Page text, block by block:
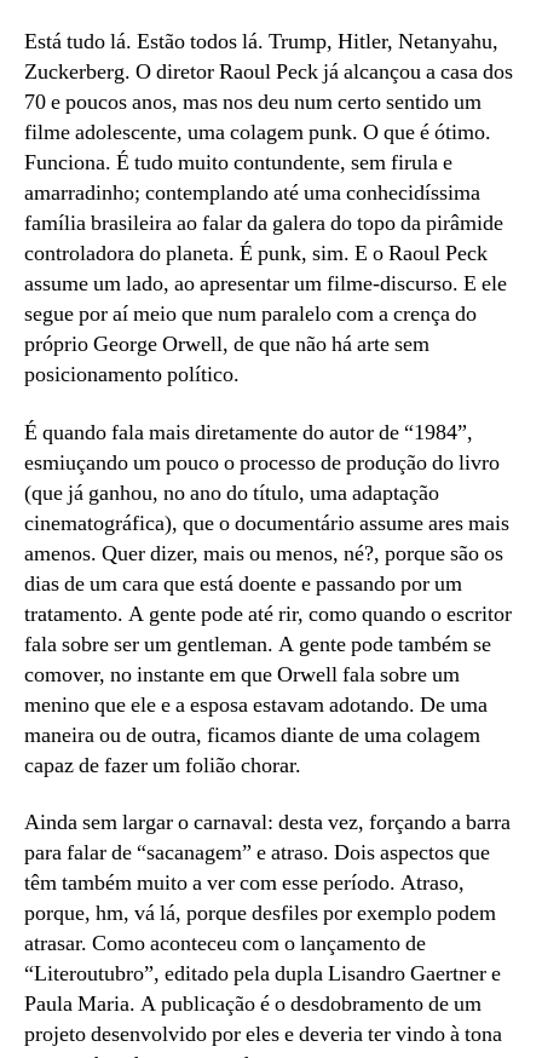
Está tudo lá. Estão todos lá. Trump, Hitler, Netanyahu,
Zuckerberg. O diretor Raoul Peck já alcançou a casa dos
70 e poucos anos, mas nos deu num certo sentido um
filme adolescente, uma colagem punk. O que é ótimo.
Funciona. É tudo muito contundente, sem firula e
amarradinho; contemplando até uma conhecidíssima
família brasileira ao falar da galera do topo da pirâmide
controladora do planeta. É punk, sim. E o Raoul Peck
assume um lado, ao apresentar um filme-discurso. E ele
segue por aí meio que num paralelo com a crença do
próprio George Orwell, de que não há arte sem
posicionamento político.
É quando fala mais diretamente do autor de “1984”,
esmiuçando um pouco o processo de produção do livro
(que já ganhou, no ano do título, uma adaptação
cinematográfica), que o documentário assume ares mais
amenos. Quer dizer, mais ou menos, né?, porque são os
dias de um cara que está doente e passando por um
tratamento. A gente pode até rir, como quando o escritor
fala sobre ser um gentleman. A gente pode também se
comover, no instante em que Orwell fala sobre um
menino que ele e a esposa estavam adotando. De uma
maneira ou de outra, ficamos diante de uma colagem
capaz de fazer um folião chorar.
Ainda sem largar o carnaval: desta vez, forçando a barra
para falar de “sacanagem” e atraso. Dois aspectos que
têm também muito a ver com esse período. Atraso,
porque, hm, vá lá, porque desfiles por exemplo podem
atrasar. Como aconteceu com o lançamento de
“Literoutubro”, editado pela dupla Lisandro Gaertner e
Paula Maria. A publicação é o desdobramento de um
projeto desenvolvido por eles e deveria ter vindo à tona